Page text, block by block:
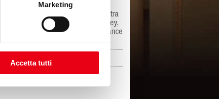
Marketing
Accetta tutti
coreografiche di David Parsons, tra
New York City Ballet, dall’Alvin Ailey,
ha anche visto Parsons Dance